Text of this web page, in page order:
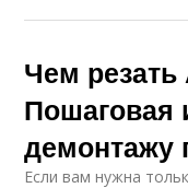
Чем резать
Пошаговая
демонтажу
Если вам нужна